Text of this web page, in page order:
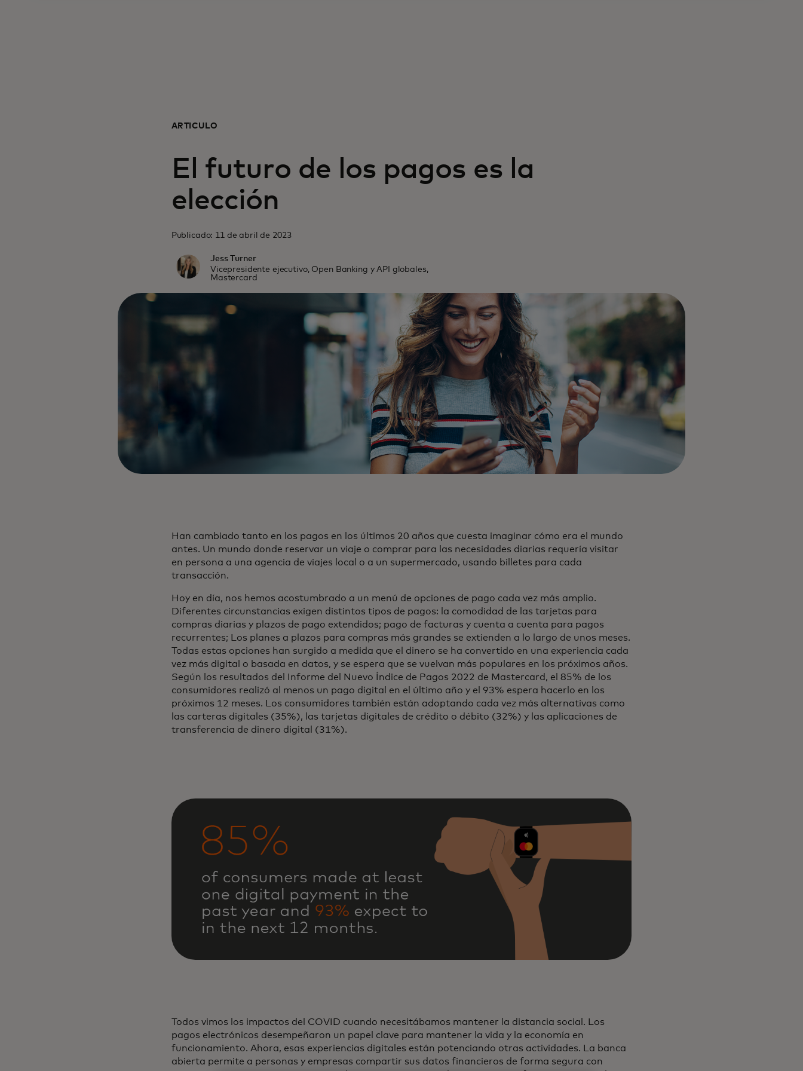
ARTÍCULO
El futuro de los pagos es la
elección
Publicado: 11 de abril de 2023
Jess Turner
Vicepresidente ejecutivo, Open Banking y API globales,
Mastercard
Han cambiado tanto en los pagos en los últimos 20 años que cuesta imaginar cómo era el mundo
antes. Un mundo donde reservar un viaje o comprar para las necesidades diarias requería visitar
en persona a una agencia de viajes local o a un supermercado, usando billetes para cada
transacción.
Hoy en día, nos hemos acostumbrado a un menú de opciones de pago cada vez más amplio.
Diferentes circunstancias exigen distintos tipos de pagos: la comodidad de las tarjetas para
compras diarias y plazos de pago extendidos; pago de facturas y cuenta a cuenta para pagos
recurrentes; Los planes a plazos para compras más grandes se extienden a lo largo de unos meses.
Todas estas opciones han surgido a medida que el dinero se ha convertido en una experiencia cada
vez más digital o basada en datos, y se espera que se vuelvan más populares en los próximos años.
Según los resultados del Informe del Nuevo Índice de Pagos 2022 de Mastercard, el 85% de los
consumidores realizó al menos un pago digital en el último año y el 93% espera hacerlo en los
próximos 12 meses. Los consumidores también están adoptando cada vez más alternativas como
las carteras digitales (35%), las tarjetas digitales de crédito o débito (32%) y las aplicaciones de
transferencia de dinero digital (31%).
Todos vimos los impactos del COVID cuando necesitábamos mantener la distancia social. Los
pagos electrónicos desempeñaron un papel clave para mantener la vida y la economía en
funcionamiento. Ahora, esas experiencias digitales están potenciando otras actividades. La banca
abierta permite a personas y empresas compartir sus datos financieros de forma segura con